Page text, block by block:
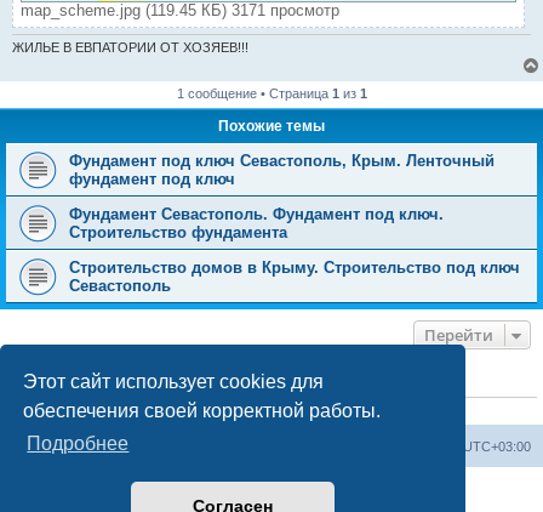
Этот сайт использует cookies для
обеспечения своей корректной работы.
Подробнее
Согласен
map_scheme.jpg (119.45 КБ) 3171 просмотр
ЖИЛЬЕ В ЕВПАТОРИИ ОТ ХОЗЯЕВ!!!
1 сообщение • Страница 1 из 1
Похожие темы
Фундамент под ключ Севастополь, Крым. Ленточный
фундамент под ключ
Фундамент Севастополь. Фундамент под ключ.
Строительство фундамента
Строительство домов в Крыму. Строительство под ключ
Севастополь
Перейти
КТО СЕЙЧАС НА КОНФЕРЕНЦИИ
Сейчас этот форум просматривают:ClaudeBot [ИИ бот]и 0 гостей
Форум «Весь Крым» UTC+03:00
Создано на основе phpBB® Forum Software © phpBB Limited